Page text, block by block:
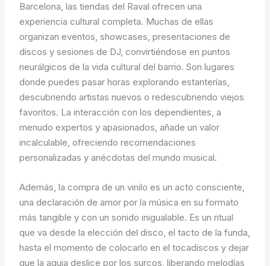
Barcelona, las tiendas del Raval ofrecen una
experiencia cultural completa. Muchas de ellas
organizan eventos, showcases, presentaciones de
discos y sesiones de DJ, convirtiéndose en puntos
neurálgicos de la vida cultural del barrio. Son lugares
donde puedes pasar horas explorando estanterías,
descubriendo artistas nuevos o redescubriendo viejos
favoritos. La interacción con los dependientes, a
menudo expertos y apasionados, añade un valor
incalculable, ofreciendo recomendaciones
personalizadas y anécdotas del mundo musical.
Además, la compra de un vinilo es un acto consciente,
una declaración de amor por la música en su formato
más tangible y con un sonido inigualable. Es un ritual
que va desde la elección del disco, el tacto de la funda,
hasta el momento de colocarlo en el tocadiscos y dejar
que la aguja deslice por los surcos, liberando melodías